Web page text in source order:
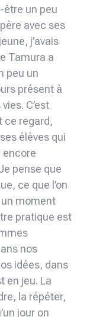
être un peu
avec ses
j’avais
Tamura a
peu un
présent à
C’est
ce regard,
élèves qui
encore
pense que
ce que l’on
un moment
pratique est
nos
idées, dans
en jeu. La
la répéter,
jour on